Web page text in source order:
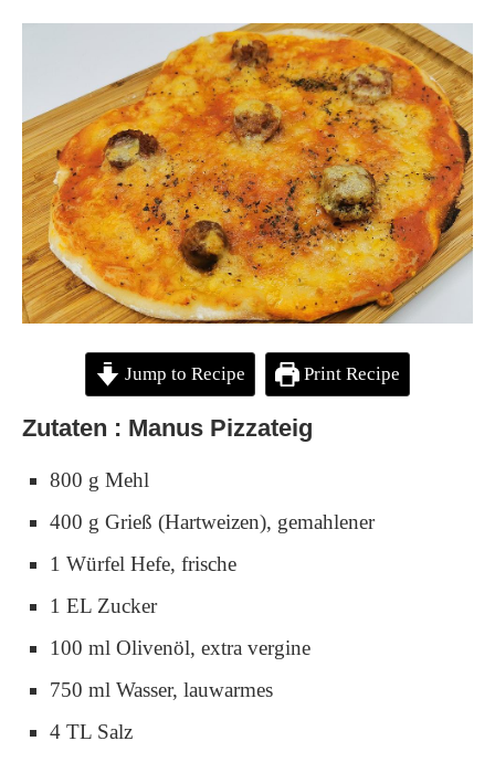
Jump to Recipe Print Recipe
Zutaten : Manus Pizzateig
800 g Mehl
400 g Grieß (Hartweizen), gemahlener
1 Würfel Hefe, frische
1 EL Zucker
100 ml Olivenöl, extra vergine
750 ml Wasser, lauwarmes
4 TL Salz